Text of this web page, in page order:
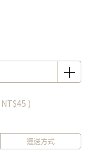
NT$45 )
運送方式